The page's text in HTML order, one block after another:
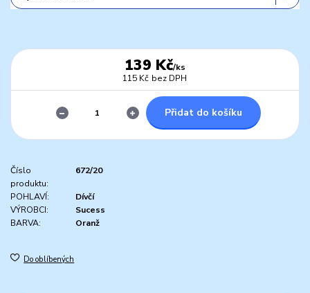
139 Kč/ks
115 Kč bez DPH
Přidat do košíku
Číslo
produktu:
672/20
POHLAVÍ:
Dívčí
VÝROBCI:
Sucess
BARVA:
Oranž
Do oblíbených